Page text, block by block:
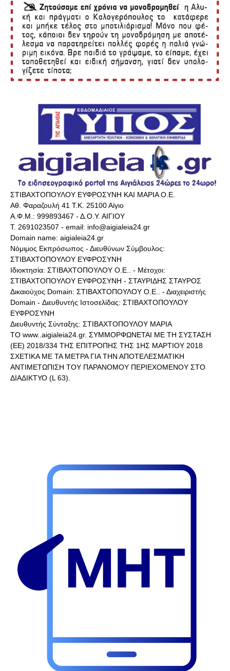
ΣΤΙΒΑΧΤΟΠΟΥΛΟΥ ΕΥΦΡΟΣΥΝΗ ΚΑΙ ΜΑΡΙΑ Ο.Ε.
Αθ. Φαραζουλή 41 Τ.Κ. 25100 Αίγιο
Α.Φ.Μ.: 999893467 - Δ.Ο.Υ. ΑΙΓΙΟΥ
Τ. 2691023507 - email: info@aigialeia24.gr
Domain name: aigialeia24.gr
Νόμιμος Εκπρόσωπος - Διευθύνων Σύμβουλος:
ΣΤΙΒΑΧΤΟΠΟΥΛΟΥ ΕΥΦΡΟΣΥΝΗ
Ιδιοκτησία: ΣΤΙΒΑΧΤΟΠΟΥΛΟΥ Ο.Ε.. - Μέτοχοι:
ΣΤΙΒΑΧΤΟΠΟΥΛΟΥ ΕΥΦΡΟΣΥΝΗ - ΣΤΑΥΡΙΔΗΣ ΣΤΑΥΡΟΣ
Δικαιούχος Domain: ΣΤΙΒΑΧΤΟΠΟΥΛΟΥ Ο.Ε.. - Διαχειριστής
Domain - Διευθυντής Ιστοσελίδας: ΣΤΙΒΑΧΤΟΠΟΥΛΟΥ
ΕΥΦΡΟΣΥΝΗ
Διευθυντής Σύνταξης: ΣΤΙΒΑΧΤΟΠΟΥΛΟΥ ΜΑΡΙΑ
ΤΟ www..aigialeia24.gr. ΣΥΜΜΟΡΦΩΝΕΤΑΙ ΜΕ ΤΗ ΣΥΣΤΑΣΗ
(ΕΕ) 2018/334 ΤΗΣ ΕΠΙΤΡΟΠΗΣ ΤΗΣ 1ΗΣ ΜΑΡΤΙΟΥ 2018
ΣΧΕΤΙΚΑ ΜΕ ΤΑ ΜΕΤΡΑ ΓΙΑ ΤΗΝ ΑΠΟΤΕΛΕΣΜΑΤΙΚΗ
ΑΝΤΙΜΕΤΩΠΙΣΗ ΤΟΥ ΠΑΡΑΝΟΜΟΥ ΠΕΡΙΕΧΟΜΕΝΟΥ ΣΤΟ
ΔΙΑΔΙΚΤΥΟ (L 63).